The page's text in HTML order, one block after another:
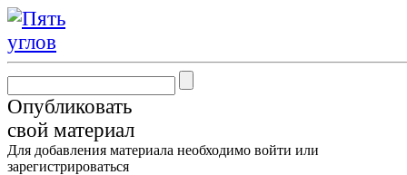
Опубликовать
свой материал
Для добавления материала необходимо войти или
зарегистрироваться